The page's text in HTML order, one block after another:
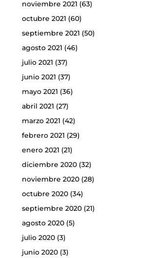
noviembre 2021 (63)
octubre 2021 (60)
septiembre 2021 (50)
agosto 2021 (46)
julio 2021 (37)
junio 2021 (37)
mayo 2021 (36)
abril 2021 (27)
marzo 2021 (42)
febrero 2021 (29)
enero 2021 (21)
diciembre 2020(32)
noviembre 2020(28)
octubre 2020(34)
septiembre 2020(21)
agosto 2020(5)
julio 2020(3)
junio 2020(3)